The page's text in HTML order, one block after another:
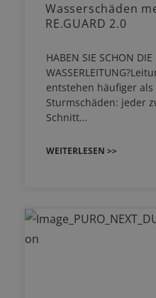
Wasserschäden
RE.GUARD 2.0
HABEN SIE SCHON
entstehen häufiger als
Sturmschäden: jeder
Schnitt…
WEITERLESEN >>